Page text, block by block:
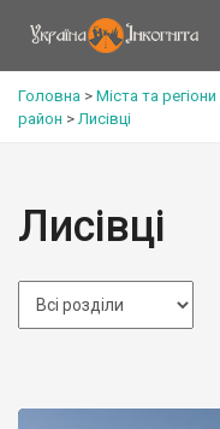
Головна > Міста та регіони
район >Лисівці
Лисівці